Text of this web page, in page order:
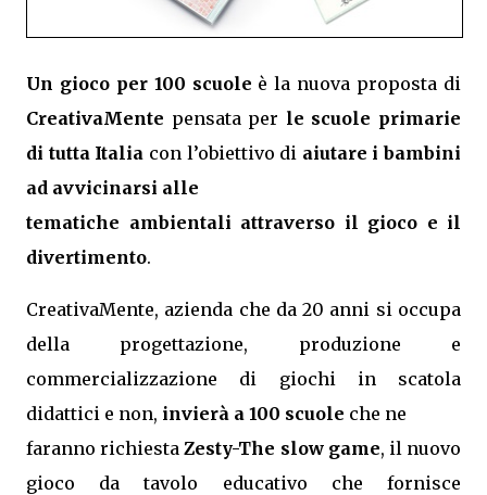
Un gioco per 100 scuole è la nuova proposta di
CreativaMente pensata per le scuole primarie
di tutta Italia con l’obiettivo di aiutare i bambini
ad avvicinarsi alle
tematiche ambientali attraverso il gioco e il
divertimento.
CreativaMente, azienda che da 20 anni si occupa
della progettazione, produzione e
commercializzazione di giochi in scatola
didattici e non, invierà a 100 scuole che ne
faranno richiestaZesty-The slow game, il nuovo
gioco da tavolo educativo che fornisce